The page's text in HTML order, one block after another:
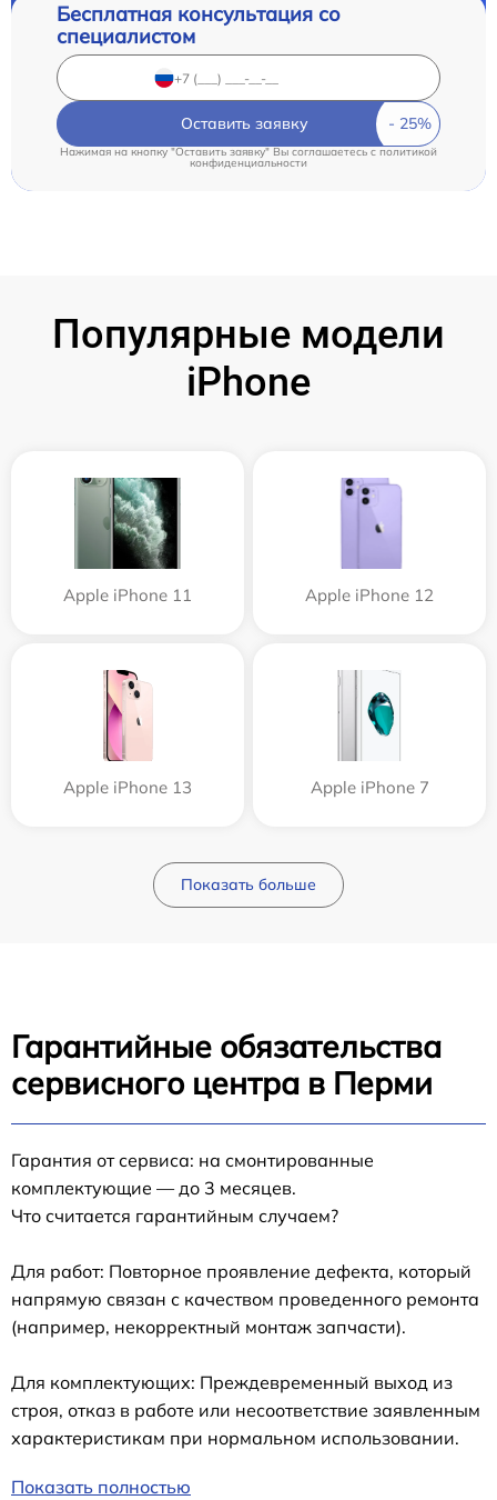
Бесплатная консультация со
специалистом
Оставить заявку
Нажимая на кнопку "Оставить заявку" Вы соглашаетесь cполитикой
конфиденциальности
Популярные модели
iPhone
Apple iPhone 11 Apple iPhone 12
Apple iPhone 13 Apple iPhone 7
Показать больше
Гарантийные обязательства
сервисного центра в Перми
Гарантия от сервиса: на смонтированные
комплектующие — до 3 месяцев.
Что считается гарантийным случаем?
Для работ: Повторное проявление дефекта, который
напрямую связан с качеством проведенного ремонта
(например, некорректный монтаж запчасти).
Для комплектующих: Преждевременный выход из
строя, отказ в работе или несоответствие заявленным
характеристикам при нормальном использовании.
Показать полностью